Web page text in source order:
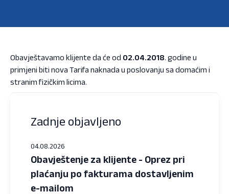
Obavještavamo klijente da će od 02.04.2018. godine u
primjeni biti nova Tarifa naknada u poslovanju sa domaćim i
stranim fizičkim licima.
Zadnje objavljeno
04.08.2026
Obavještenje za klijente - Oprez pri
plaćanju po fakturama dostavljenim
e-mailom